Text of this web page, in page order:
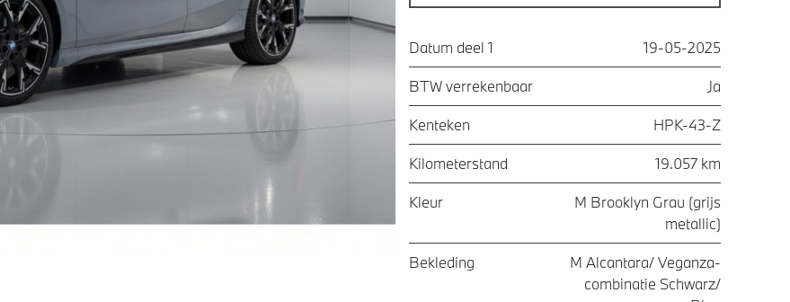
Datum deel 1 19-05-2025
BTW verrekenbaar Ja
Kenteken HPK-43-Z
Kilometerstand 19.057 km
Kleur
M Brooklyn Grau (grijs
metallic)
Bekleding
M Alcantara/ Veganza-
combinatie Schwarz/